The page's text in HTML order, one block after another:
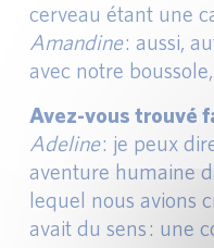
cerveau étant une
Amandine: aussi,
avec notre
Avez-vous trouvé
Adeline: je peux
aventure humaine
lequel nous avions
avait du sens : une